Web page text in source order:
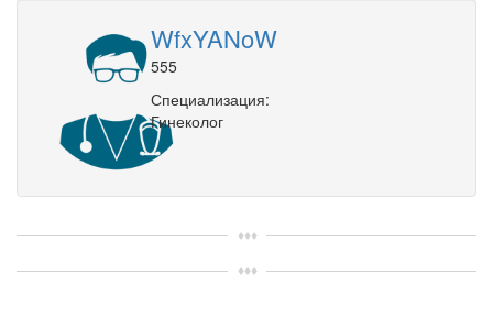
WfxYANoW
555
Специализация:
Гинеколог